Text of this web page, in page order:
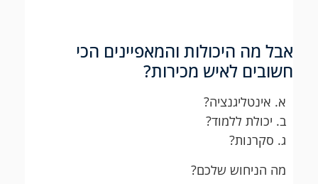
אבל מה היכולות והמאפיינים הכי
חשובים לאיש מכירות?
א. אינטליגנציה?
ב. יכולת ללמוד?
ג. סקרנות?
מה הניחוש שלכם?